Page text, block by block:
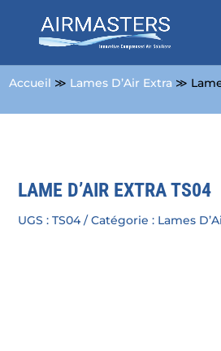
Accueil ≫ Lames D’Air Extra ≫
LAME D’AIR EXTRA TS04
UGS :TS04 Catégorie : Lames